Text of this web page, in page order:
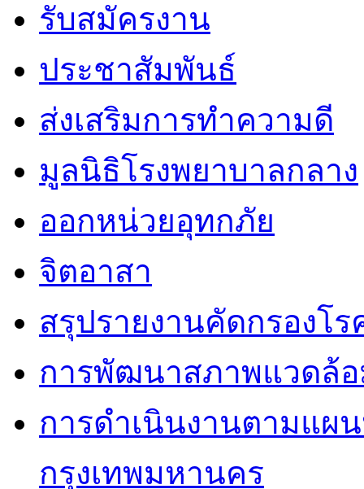
รับสมัครงาน
ประชาสัมพันธ์
ส่งเสริมการทำความดี
มูลนิธิโรงพยาบาลกลาง
ออกหน่วยอุทกภัย
จิตอาสา
สรุปรายงานคัดกรองโ
การพัฒนาสภาพแวดล้อ
การดำเนินงานตามแผ
กรุงเทพมหานคร